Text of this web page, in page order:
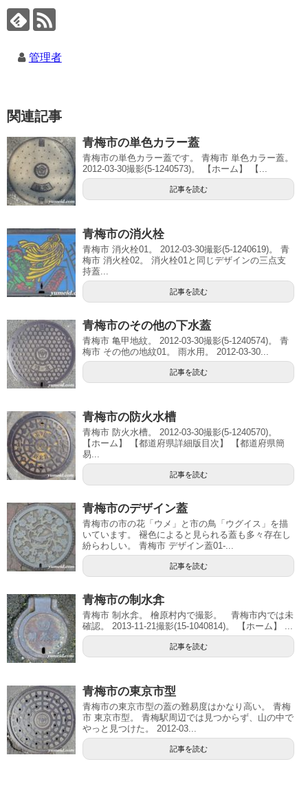
管理者
関連記事
青梅市の単色カラー蓋
青梅市の単色カラー蓋です。 青梅市 単色カラー蓋。
2012-03-30撮影(5-1240573)。 【ホーム】 【...
記事を読む
青梅市の消火栓
青梅市 消火栓01。 2012-03-30撮影(5-1240619)。 青
梅市 消火栓02。 消火栓01と同じデザインの三点支
持蓋...
記事を読む
青梅市のその他の下水蓋
青梅市 亀甲地紋。 2012-03-30撮影(5-1240574)。 青
梅市 その他の地紋01。 雨水用。 2012-03-30...
記事を読む
青梅市の防火水槽
青梅市 防火水槽。 2012-03-30撮影(5-1240570)。
【ホーム】 【都道府県詳細版目次】 【都道府県簡
易...
記事を読む
青梅市のデザイン蓋
青梅市の市の花「ウメ」と市の鳥「ウグイス」を描
いています。 褪色によると見られる蓋も多々存在し
紛らわしい。 青梅市 デザイン蓋01-...
記事を読む
青梅市の制水弇
青梅市 制水弇。 檜原村内で撮影。 青梅市内では未
確認。 2013-11-21撮影(15-1040814)。 【ホーム】 ...
記事を読む
青梅市の東京市型
青梅市の東京市型の蓋の難易度はかなり高い。 青梅
市 東京市型。 青梅駅周辺では見つからず、山の中で
やっと見つけた。 2012-03...
記事を読む